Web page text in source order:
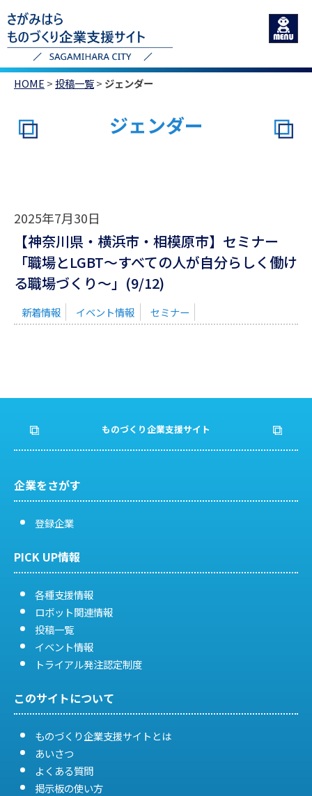
HOME >投稿一覧> ジェンダー
ジェンダー
2025年7月30日
【神奈川県・横浜市・相模原市】セミナー
「職場とLGBT～すべての人が自分らしく働け
る職場づくり～」(9/12)
新着情報 イベント情報 セミナー
ものづくり企業支援サイト
企業をさがす
登録企業
PICK UP情報
各種支援情報
ロボット関連情報
投稿一覧
イベント情報
トライアル発注認定制度
このサイトについて
ものづくり企業支援サイトとは
あいさつ
よくある質問
掲示板の使い方